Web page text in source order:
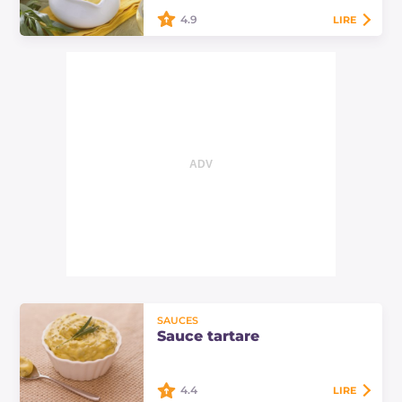
4.9 LIRE
SAUCES
Sauce tartare
4.4 LIRE